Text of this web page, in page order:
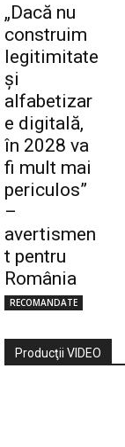
„Dacă nu
construim
legitimitate
și
alfabetizar
e digitală,
în 2028 va
fi mult mai
periculos”
–
avertismen
t pentru
România
RECOMANDATE
Producţii VIDEO